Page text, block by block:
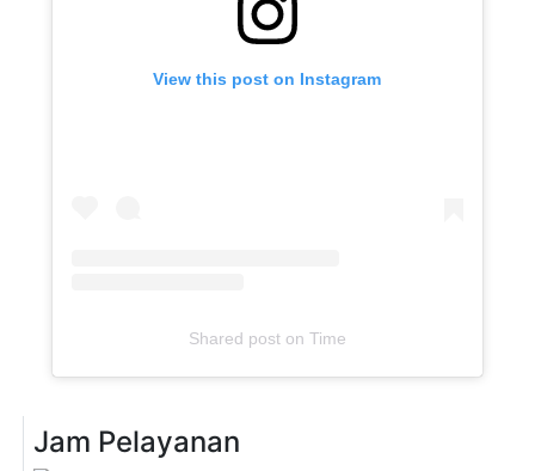
View this post on Instagram
Shared poston Time
Jam Pelayanan